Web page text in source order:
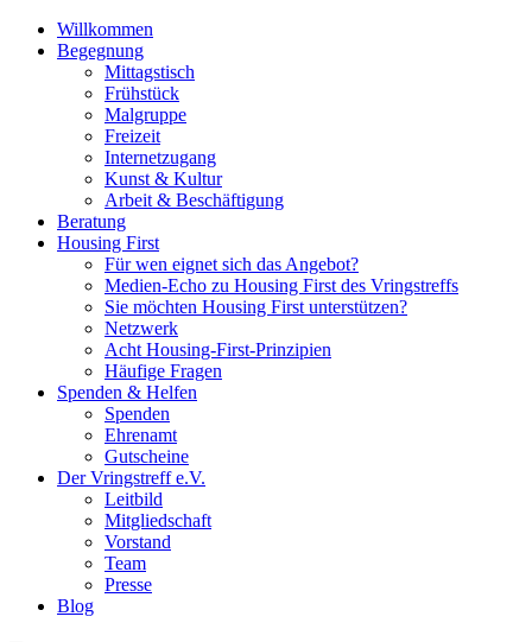
Willkommen
Begegnung
Mittagstisch
Frühstück
Malgruppe
Freizeit
Internetzugang
Kunst & Kultur
Arbeit & Beschäftigung
Beratung
Housing First
Für wen eignet sich das Angebot?
Medien-Echo zu Housing First des Vringstreffs
Sie möchten Housing First unterstützen?
Netzwerk
Acht Housing-First-Prinzipien
Häufige Fragen
Spenden & Helfen
Spenden
Ehrenamt
Gutscheine
Der Vringstreff e.V.
Leitbild
Mitgliedschaft
Vorstand
Team
Presse
Blog